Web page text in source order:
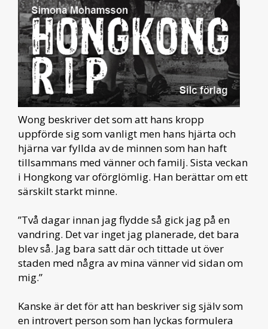
Wong beskriver det som att hans kropp
uppförde sig som vanligt men hans hjärta och
hjärna var fyllda av de minnen som han haft
tillsammans med vänner och familj. Sista veckan
i Hongkong var oförglömlig. Han berättar om ett
särskilt starkt minne.
”Två dagar innan jag flydde så gick jag på en
vandring. Det var inget jag planerade, det bara
blev så. Jag bara satt där och tittade ut över
staden med några av mina vänner vid sidan om
mig.”
Kanske är det för att han beskriver sig själv som
en introvert person som han lyckas formulera